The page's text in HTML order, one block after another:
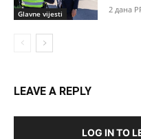
Glavne vijesti 2 дана
LEAVE A REPLY
LOG IN TO